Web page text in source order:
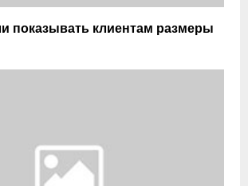
показывать клиентам размеры